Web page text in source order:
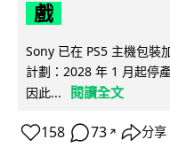
戲
Sony 已在 PS5 主機包裝
計劃：2028 年 1 月起停
因此...
閱讀全文
158 73 ↗ 分享